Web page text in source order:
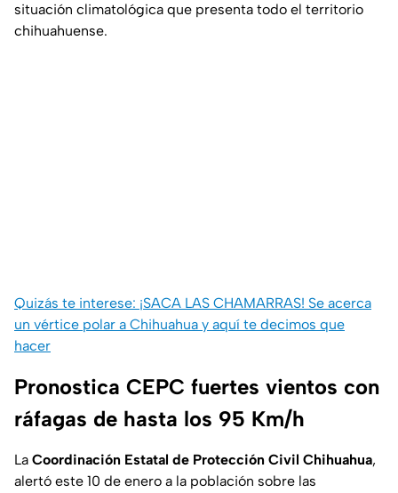
situación climatológica que presenta todo el territorio
chihuahuense.
Quizás te interese: ¡SACA LAS CHAMARRAS! Se acerca
un vértice polar a Chihuahua y aquí te decimos que
hacer
Pronostica CEPC fuertes vientos con
ráfagas de hasta los 95 Km/h
La Coordinación Estatal de Protección Civil Chihuahua,
alertó este 10 de enero a la población sobre las